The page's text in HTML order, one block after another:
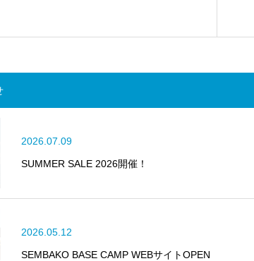
2026.07.09
SUMMER SALE 2026開催！
2026.05.12
SEMBAKO BASE CAMP WEBサイトOPEN